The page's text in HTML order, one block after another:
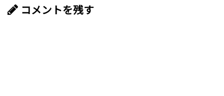
コメントを残す